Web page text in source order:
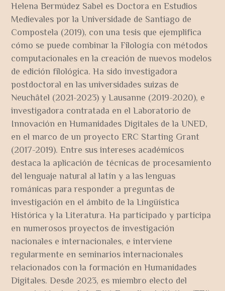
Helena Bermúdez Sabel es Doctora en Estudios
Medievales por la Universidade de Santiago de
Compostela (2019), con una tesis que ejemplifica
cómo se puede combinar la Filología con métodos
computacionales en la creación de nuevos modelos
de edición filológica. Ha sido investigadora
postdoctoral en las universidades suizas de
Neuchâtel (2021-2023) y Lausanne (2019-2020), e
investigadora contratada en el Laboratorio de
Innovación en Humanidades Digitales de la UNED,
en el marco de un proyecto ERC Starting Grant
(2017-2019). Entre sus intereses académicos
destaca la aplicación de técnicas de procesamiento
del lenguaje natural al latín y a las lenguas
románicas para responder a preguntas de
investigación en el ámbito de la Lingüística
Histórica y la Literatura. Ha participado y participa
en numerosos proyectos de investigación
nacionales e internacionales, e interviene
regularmente en seminarios internacionales
relacionados con la formación en Humanidades
Digitales. Desde 2023, es miembro electo del